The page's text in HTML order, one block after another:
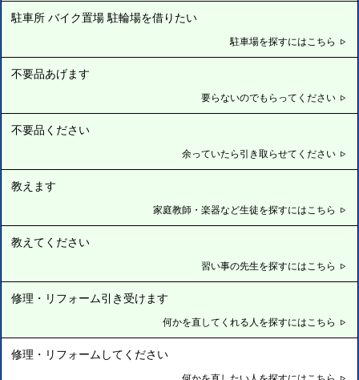
駐車所 バイク置場 駐輪場を借りたい
駐車場を探すにはこちら
不要品あげます
要らないのでもらってください
不要品ください
余っていたら引き取らせてください
教えます
家庭教師・楽器など生徒を探すにはこちら
教えてください
習い事の先生を探すにはこちら
修理・リフォーム引き受けます
何かを直してくれる人を探すにはこちら
修理・リフォームしてください